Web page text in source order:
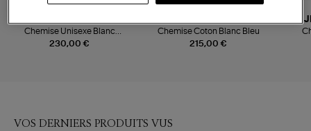
230,00 €
Chemise Unisexe Blanc
Naturel
215,00 €
Chemise Coton Blanc Bleu
VOS DERNIERS PRODUITS VUS